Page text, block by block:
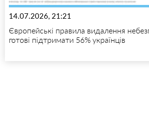
14.07.2026, 21:21
Європейські правила видалення
готові підтримати 56% українців